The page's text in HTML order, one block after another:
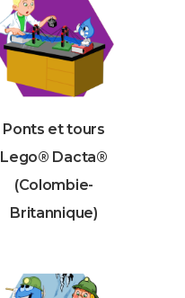
Ponts et tours
Lego® Dacta®
(Colombie-
Britannique)